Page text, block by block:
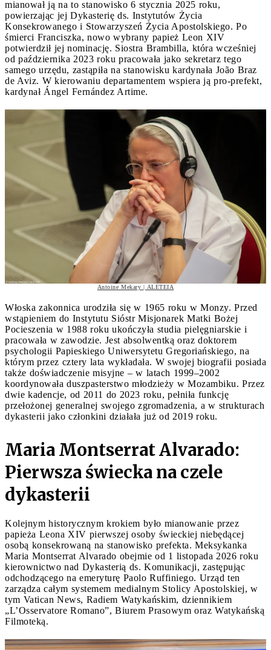
mianował ją na to stanowisko 6 stycznia 2025 roku,
powierzając jej Dykasterię ds. Instytutów Życia
Konsekrowanego i Stowarzyszeń Życia Apostolskiego. Po
śmierci Franciszka, nowo wybrany papież Leon XIV
potwierdził jej nominację. Siostra Brambilla, która wcześniej
od października 2023 roku pracowała jako sekretarz tego
samego urzędu, zastąpiła na stanowisku kardynała João Braz
de Aviz. W kierowaniu departamentem wspiera ją pro-prefekt,
kardynał Ángel Fernández Artime.
Antoine Mekary | ALETEIA
Włoska zakonnica urodziła się w 1965 roku w Monzy. Przed
wstąpieniem do Instytutu Sióstr Misjonarek Matki Bożej
Pocieszenia w 1988 roku ukończyła studia pielęgniarskie i
pracowała w zawodzie. Jest absolwentką oraz doktorem
psychologii Papieskiego Uniwersytetu Gregoriańskiego, na
którym przez cztery lata wykładała. W swojej biografii posiada
także doświadczenie misyjne – w latach 1999–2002
koordynowała duszpasterstwo młodzieży w Mozambiku. Przez
dwie kadencje, od 2011 do 2023 roku, pełniła funkcję
przełożonej generalnej swojego zgromadzenia, a w strukturach
dykasterii jako członkini działała już od 2019 roku.
Maria Montserrat Alvarado:
Pierwsza świecka na czele
dykasterii
Kolejnym historycznym krokiem było mianowanie przez
papieża Leona XIV pierwszej osoby świeckiej niebędącej
osobą konsekrowaną na stanowisko prefekta. Meksykanka
Maria Montserrat Alvarado obejmie od 1 listopada 2026 roku
kierownictwo nad Dykasterią ds. Komunikacji, zastępując
odchodzącego na emeryturę Paolo Ruffiniego. Urząd ten
zarządza całym systemem medialnym Stolicy Apostolskiej, w
tym Vatican News, Radiem Watykańskim, dziennikiem
„L’Osservatore Romano”, Biurem Prasowym oraz Watykańską
Filmoteką.